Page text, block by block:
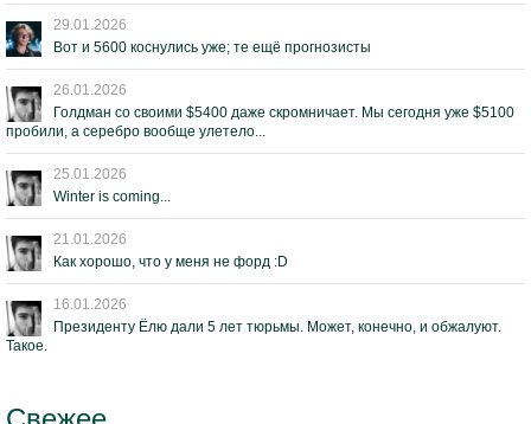
29.01.2026
Вот и 5600 коснулись уже; те ещё прогнозисты
26.01.2026
Голдман со своими $5400 даже скромничает. Мы сегодня уже $5100
пробили, а серебро вообще улетело...
25.01.2026
Winter is coming...
21.01.2026
Как хорошо, что у меня не форд :D
16.01.2026
Президенту Ёлю дали 5 лет тюрьмы. Может, конечно, и обжалуют.
Такое.